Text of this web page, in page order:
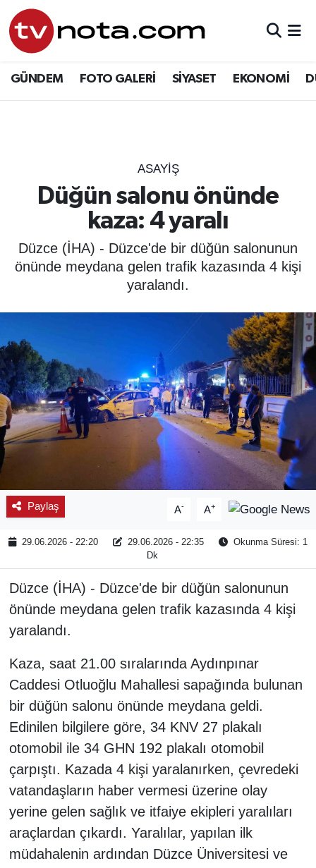
GÜNDEM FOTO GALERİ SİYASET EKONOMİ
ASAYIŞ
Düğün salonu önünde
kaza: 4 yaralı
Düzce (İHA) - Düzce'de bir düğün salonunun
önünde meydana gelen trafik kazasında 4 kişi
yaralandı.
Paylaş A- A+
29.06.2026 - 22:20 29.06.2026 - 22:35
Okunma Süresi: 1
Dk
Düzce (İHA) - Düzce'de bir düğün salonunun
önünde meydana gelen trafik kazasında 4 kişi
yaralandı.
Kaza, saat 21.00 sıralarında Aydınpınar
Caddesi Otluoğlu Mahallesi sapağında bulunan
bir düğün salonu önünde meydana geldi.
Edinilen bilgilere göre, 34 KNV 27 plakalı
otomobil ile 34 GHN 192 plakalı otomobil
çarpıştı. Kazada 4 kişi yaralanırken, çevredeki
vatandaşların haber vermesi üzerine olay
yerine gelen sağlık ve itfaiye ekipleri yaralıları
araçlardan çıkardı. Yaralılar, yapılan ilk
müdahalenin ardından Düzce Üniversitesi ve
GÜNDEM
YURT
ÖZEL HABER
ÇEVRE
YAŞAM
BİLİM - TEKNOLOJİ
KÜLTÜR SANAT
Hava Durumu
Son Dakika Haberleri
Haber Arşivi